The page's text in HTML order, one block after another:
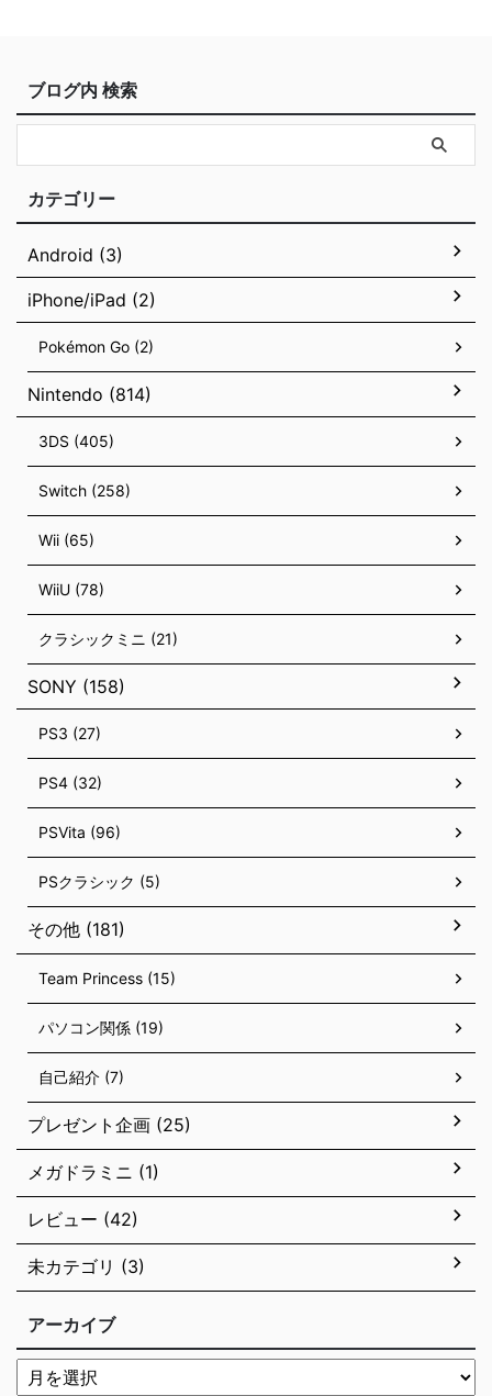
ブログ内 検索
カテゴリー
Android (3)
iPhone/iPad (2)
Pokémon Go (2)
Nintendo (814)
3DS (405)
Switch (258)
Wii (65)
WiiU (78)
クラシックミニ (21)
SONY (158)
PS3 (27)
PS4 (32)
PSVita (96)
PSクラシック (5)
その他 (181)
Team Princess (15)
パソコン関係 (19)
自己紹介 (7)
プレゼント企画 (25)
メガドラミニ (1)
レビュー (42)
未カテゴリ (3)
アーカイブ